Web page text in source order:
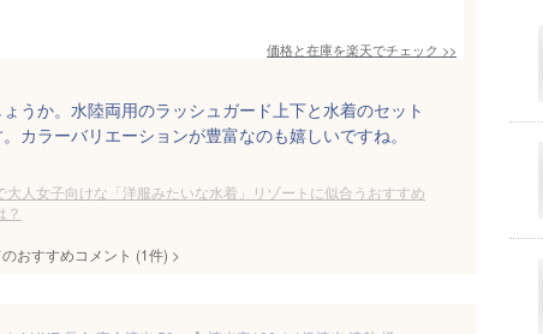
価格と在庫を楽天でチェック >>
うか。水陸両用のラッシュガード上下と水着のセット
カラーバリエーションが豊富なのも嬉しいですね。
大人女子向けな「洋服みたいな水着」リゾートに似合うおすすめ
？
おすすめコメント (1件) >